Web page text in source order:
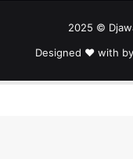
2025 ©
Designed ❤️ with